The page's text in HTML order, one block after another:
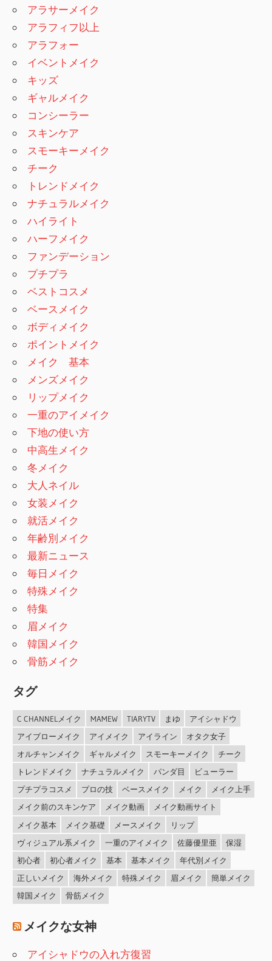
アラサーメイク
アラフィフ以上
アラフォー
イベントメイク
キッズ
ギャルメイク
コンシーラー
スキンケア
スモーキーメイク
チーク
トレンドメイク
ナチュラルメイク
ハイライト
ハーフメイク
ファンデーション
プチプラ
ベストコスメ
ベースメイク
ボディメイク
ポイントメイク
メイク 基本
メンズメイク
リップメイク
一重のアイメイク
下地の使い方
中高生メイク
冬メイク
大人ネイル
女装メイク
就活メイク
年齢別メイク
最新ニュース
毎日メイク
特殊メイク
特集
眉メイク
韓国メイク
骨筋メイク
タグ
C CHANNELメイク MAMEW TIARYTV まゆ
アイシャドウ
アイブローメイク
アイメイク アイライン
オタク女子
オルチャンメイク
ギャルメイク スモーキーメイク
チーク
トレンドメイク
ナチュラルメイク パンダ目
ビューラー
プチプラコスメ
プロの技 ベースメイク メイク
メイク上手
メイク前のスキンケア
メイク動画
メイク動画サイト
メイク基本
メイク基礎 メースメイク
リップ
ヴィジュアル系メイク
一重のアイメイク 佐藤優里亜
保湿
初心者
初心者メイク 基本 基本メイク
年代別メイク
正しいメイク
海外メイク 特殊メイク 眉メイク
簡単メイク
韓国メイク
骨筋メイク
メイクな女神
アイシャドウの入れ方復習